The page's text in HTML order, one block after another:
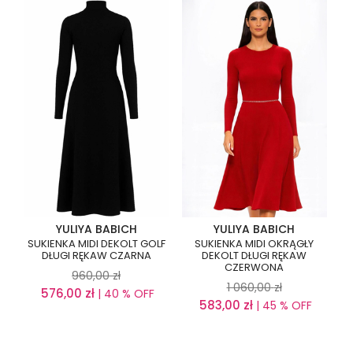
YULIYA BABICH
SUKIENKA MIDI DEKOLT GOLF
DŁUGI RĘKAW CZARNA
960,00 zł
576,00 zł| 40 % OFF
YULIYA BABICH
SUKIENKA MIDI OKRĄGŁY
DEKOLT DŁUGI RĘKAW
CZERWONA
1 060,00 zł
583,00 zł| 45 % OFF